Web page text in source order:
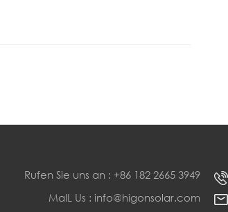
Rufen Sie uns an : +86 182 2665 3949
MaIL Us : info@higonsolar.com